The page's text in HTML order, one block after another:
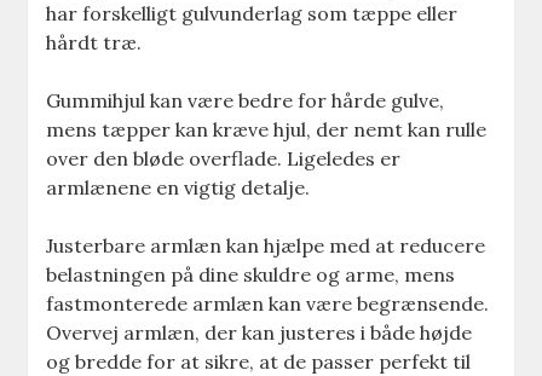
har forskelligt gulvunderlag som tæppe eller
hårdt træ.
Gummihjul kan være bedre for hårde gulve,
mens tæpper kan kræve hjul, der nemt kan rulle
over den bløde overflade. Ligeledes er
armlænene en vigtig detalje.
Justerbare armlæn kan hjælpe med at reducere
belastningen på dine skuldre og arme, mens
fastmonterede armlæn kan være begrænsende.
Overvej armlæn, der kan justeres i både højde
og bredde for at sikre, at de passer perfekt til